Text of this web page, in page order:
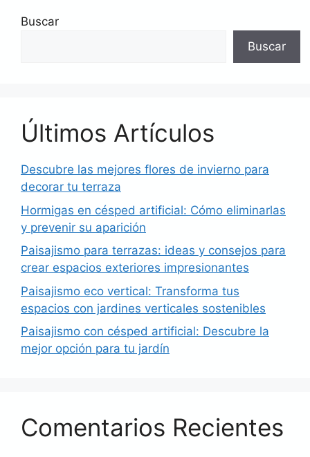
Buscar
Buscar
Últimos Artículos
Descubre las mejores flores de invierno para
decorar tu terraza
Hormigas en césped artificial: Cómo eliminarlas
y prevenir su aparición
Paisajismo para terrazas: ideas y consejos para
crear espacios exteriores impresionantes
Paisajismo eco vertical: Transforma tus
espacios con jardines verticales sostenibles
Paisajismo con césped artificial: Descubre la
mejor opción para tu jardín
Comentarios Recientes